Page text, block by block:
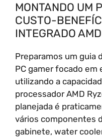
MONTANDO UM
CUSTO-
INTEGRADO
Preparamos um guia
PC gamer focado
utilizando a
processador AMD
planejada é
vários componentes
gabinete, water